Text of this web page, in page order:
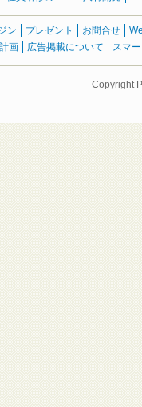
ン プレゼント お問合せ
画 広告掲載について スマ
Copyright